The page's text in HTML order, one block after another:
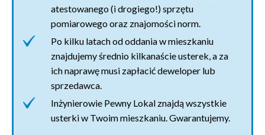
atestowanego (i drogiego!) sprzętu
pomiarowego oraz znajomości norm.
Po kilku latach od oddania w mieszkaniu
znajdujemy średnio kilkanaście usterek, a za
ich naprawę musi zapłacić deweloper lub
sprzedawca.
Inżynierowie Pewny Lokal znajdą wszystkie
usterki w Twoim mieszkaniu. Gwarantujemy.